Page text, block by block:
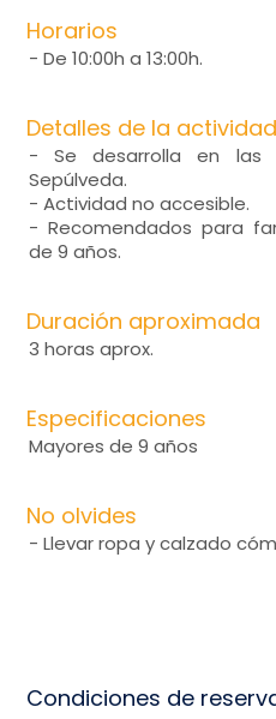
Horarios
- De 10:00h a 13:00h.
Detalles de la actividad
- Se desarrolla en las
Sepúlveda.
- Actividad no accesible.
- Recomendados para
de 9 años.
Duración aproximada
3 horas aprox.
Especificaciones
Mayores de 9 años
No olvides
- Llevar ropa y calzado
Condiciones de